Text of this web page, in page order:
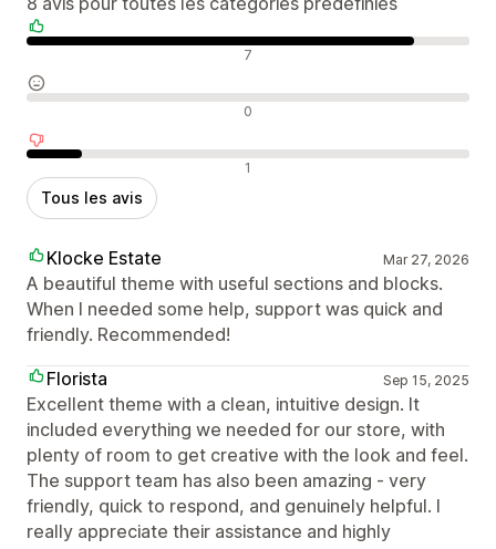
7
0
1
Tous les avis
Klocke Estate Mar 27, 2026
A beautiful theme with useful sections and blocks.
When I needed some help, support was quick and
friendly. Recommended!
Florista
Sep 15, 2025
Excellent theme with a clean, intuitive design. It
included everything we needed for our store, with
plenty of room to get creative with the look and feel.
The support team has also been amazing - very
friendly, quick to respond, and genuinely helpful. I
really appreciate their assistance and highly